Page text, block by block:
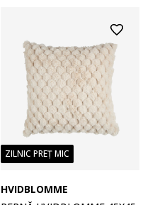
ZILNIC PREȚ MIC
HVIDBLOMME